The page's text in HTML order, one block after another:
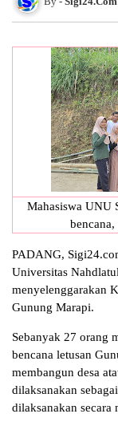
Mahasiswa UNU
PADANG,
Universitas
menyelenggarakan
Gunung Marapi.
Sebanyak 27 orang
bencana letusan
membangun desa
dilaksanakan
dilaksanakan secara